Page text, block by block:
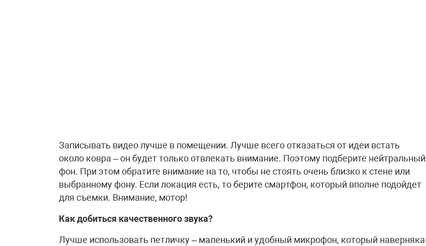
Записывать видео лучше в помещении. Лучше всего отказаться от идеи встать
около ковра – он будет только отвлекать внимание. Поэтому подберите нейтральный
фон. При этом обратите внимание на то, чтобы не стоять очень близко к стене или
выбранному фону. Если локация есть, то берите смартфон, который вполне подойдет
для съемки. Внимание, мотор!
Как добиться качественного звука?
Лучше использовать петличку – маленький и удобный микрофон, который наверняка